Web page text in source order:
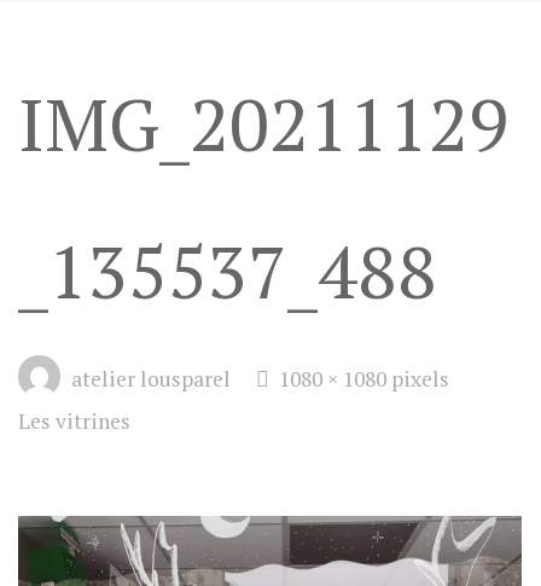
IMG_20211129
_135537_488
atelier lousparel
Full1080 × 1080 pixels
Les vitrines